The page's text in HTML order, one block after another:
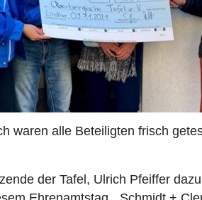
waren alle Beteiligten frisch
der Tafel, Ulrich Pfeiffer